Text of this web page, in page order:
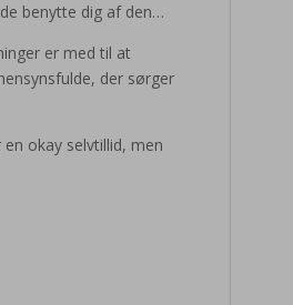
benytte dig af den…
er med til at
der sørger
okay selvtillid, men